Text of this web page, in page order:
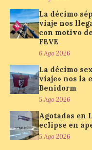
eclipse total de sol
Península Ibérica
León a la
del nuevo
Billionhands
los diez
preferidos por
consumidores
tomarse una
verano.
6 Ago 2026
La décimo
viaje nos
con motivo
FEVE
6 Ago 2026
La décimo
viaje» nos la
Benidorm
5 Ago 2026
Agotadas en
eclipse en
5 Ago 2026